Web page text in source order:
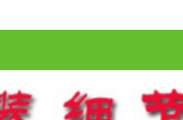
技术资料